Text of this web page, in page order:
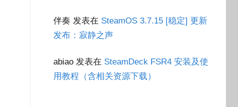
伴奏 发表在 SteamOS 3.7.15 [稳定] 更新
发布：寂静之声
abiao 发表在 SteamDeck FSR4 安装及使
用教程（含相关资源下载）